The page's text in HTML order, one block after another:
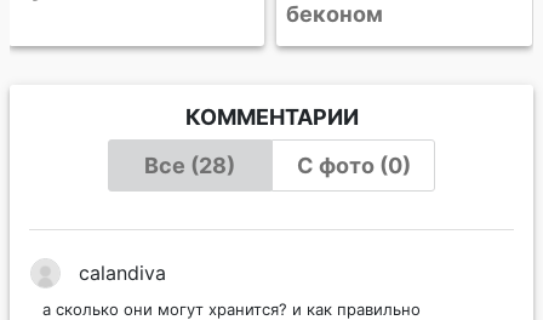
КОММЕНТАРИИ
Все (28)
С фото (0)
calandiva
а сколько они могут хранится? и как правильно